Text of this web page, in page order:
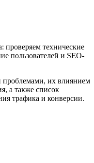
проверяем технические
пользователей и SEO-
проблемами, их влиянием
а также список
трафика и конверсии.